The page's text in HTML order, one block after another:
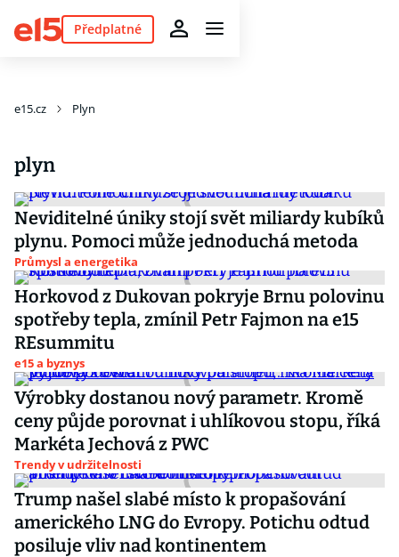
Předplatné
e15.cz Plyn
plyn
Neviditelné úniky stojí svět miliardy kubíků
plynu. Pomoci může jednoduchá metoda
Průmysl a energetika
Horkovod z Dukovan pokryje Brnu polovinu
spotřeby tepla, zmínil Petr Fajmon na e15
REsummitu
e15 a byznys
Výrobky dostanou nový parametr. Kromě
ceny půjde porovnat i uhlíkovou stopu, říká
Markéta Jechová z PWC
Trendy v udržitelnosti
Trump našel slabé místo k propašování
amerického LNG do Evropy. Potichu odtud
posiluje vliv nad kontinentem